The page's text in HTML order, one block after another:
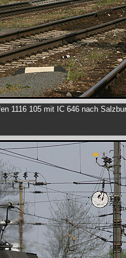
1116 105 mit IC 646 nach